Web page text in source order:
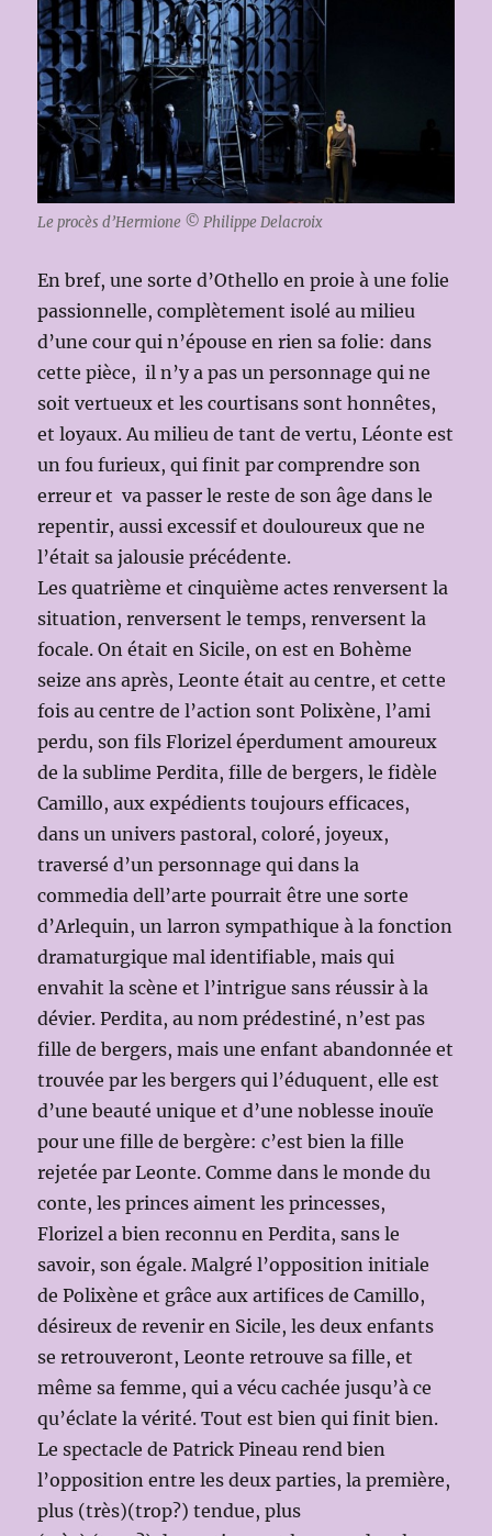
Le procès d’Hermione © Philippe Delacroix
En bref, une sorte d’Othello en proie à une folie
passionnelle, complètement isolé au milieu
d’une cour qui n’épouse en rien sa folie: dans
cette pièce, il n’y a pas un personnage qui ne
soit vertueux et les courtisans sont honnêtes,
et loyaux. Au milieu de tant de vertu, Léonte est
un fou furieux, qui finit par comprendre son
erreur et va passer le reste de son âge dans le
repentir, aussi excessif et douloureux que ne
l’était sa jalousie précédente.
Les quatrième et cinquième actes renversent la
situation, renversent le temps, renversent la
focale. On était en Sicile, on est en Bohème
seize ans après, Leonte était au centre, et cette
fois au centre de l’action sont Polixène, l’ami
perdu, son fils Florizel éperdument amoureux
de la sublime Perdita, fille de bergers, le fidèle
Camillo, aux expédients toujours efficaces,
dans un univers pastoral, coloré, joyeux,
traversé d’un personnage qui dans la
commedia dell’arte pourrait être une sorte
d’Arlequin, un larron sympathique à la fonction
dramaturgique mal identifiable, mais qui
envahit la scène et l’intrigue sans réussir à la
dévier. Perdita, au nom prédestiné, n’est pas
fille de bergers, mais une enfant abandonnée et
trouvée par les bergers qui l’éduquent, elle est
d’une beauté unique et d’une noblesse inouïe
pour une fille de bergère: c’est bien la fille
rejetée par Leonte. Comme dans le monde du
conte, les princes aiment les princesses,
Florizel a bien reconnu en Perdita, sans le
savoir, son égale. Malgré l’opposition initiale
de Polixène et grâce aux artifices de Camillo,
désireux de revenir en Sicile, les deux enfants
se retrouveront, Leonte retrouve sa fille, et
même sa femme, qui a vécu cachée jusqu’à ce
qu’éclate la vérité. Tout est bien qui finit bien.
Le spectacle de Patrick Pineau rend bien
l’opposition entre les deux parties, la première,
plus (très)(trop?) tendue, plus